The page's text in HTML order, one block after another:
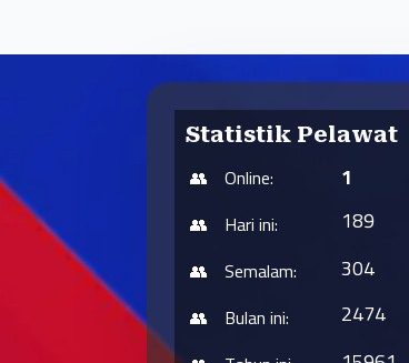
Statistik Pelawat
Online:
Hari ini:
Semalam:
Bulan ini:
1
189
304
2474